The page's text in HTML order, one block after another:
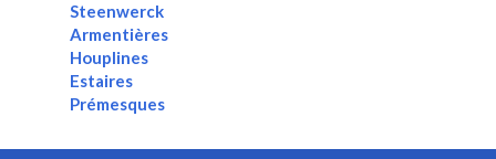
Steenwerck
Armentières
Houplines
Estaires
Prémesques